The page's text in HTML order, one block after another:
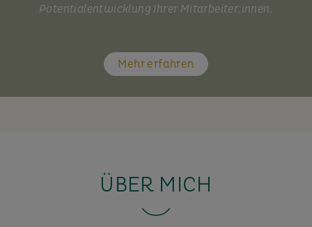
Potentialentwicklung Ihrer Mitarbeiter:innen.
Mehr erfahren
ÜBER MICH